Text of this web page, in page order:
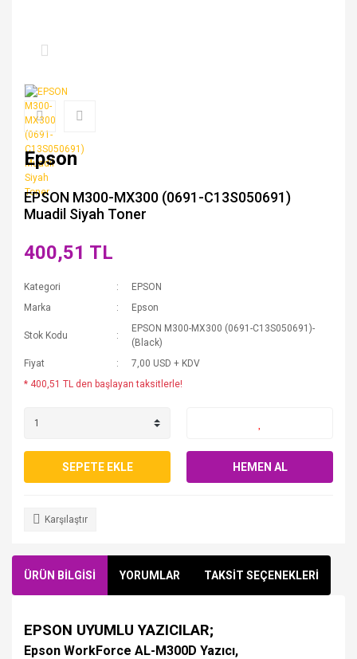
Epson
EPSON M300-MX300 (0691-C13S050691)
Muadil Siyah Toner
400,51 TL
Kategori
EPSON
Marka
Epson
Stok Kodu
EPSON M300-MX300 (0691-C13S050691)-
(Black)
Fiyat
7,00 USD + KDV
* 400,51 TL den başlayan taksitlerle!
SEPETE EKLE HEMEN AL
Karşılaştır
ÜRÜN BİLGİSİ YORUMLAR TAKSİT SEÇENEKLERİ
EPSON UYUMLU YAZICILAR;
Epson WorkForce AL-M300D Yazıcı,